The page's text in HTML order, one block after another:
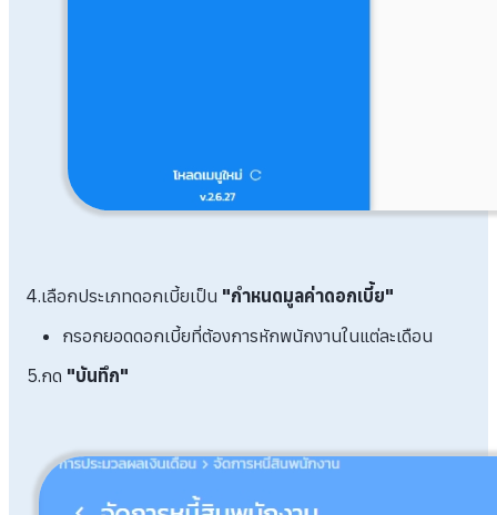
4.เลือกประเภทดอกเบี้ยเป็น "กำหนดมูลค่าดอกเบี้ย"
กรอกยอดดอกเบี้ยที่ต้องการหักพนักงานในแต่ละเดือน
5.กด "บันทึก"